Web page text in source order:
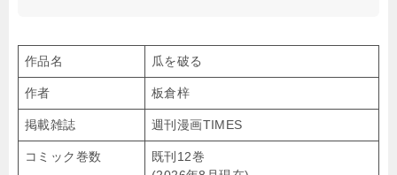
作品名 瓜を破る
作者 板倉梓
掲載雑誌 週刊漫画TIMES
コミック巻数
既刊12巻